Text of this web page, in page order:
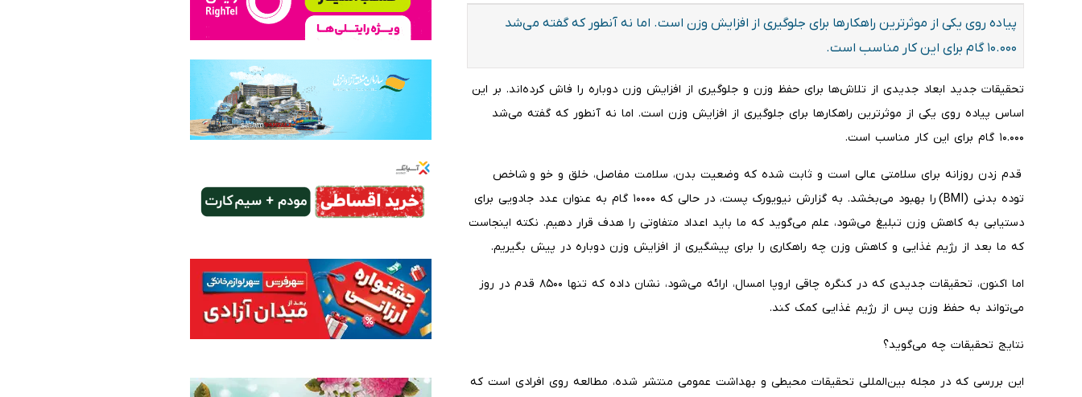
پیاده روی یکی از موثرترین راهکارها برای جلوگیری از افزایش وزن است. اما نه آنطور که گفته می‌شد
۱۰.۰۰۰ گام برای این کار مناسب است.
تحقیقات جدید ابعاد جدیدی از تلاش‌ها برای حفظ وزن و جلوگیری از افزایش وزن دوباره را فاش کرده‌اند. بر این
اساس پیاده روی یکی از موثرترین راهکارها برای جلوگیری از افزایش وزن است. اما نه آنطور که گفته می‌شد
۱۰.۰۰۰ گام برای این کار مناسب است.
قدم زدن روزانه برای سلامتی عالی است و ثابت شده که وضعیت بدن، سلامت مفاصل، خلق و خو و شاخص
توده بدنی (BMI) را بهبود می‌بخشد. به گزارش نیویورک پست، در حالی که ۱۰۰۰۰ گام به عنوان عدد جادویی برای
دستیابی به کاهش وزن تبلیغ می‌شود، علم می‌گوید که ما باید اعداد متفاوتی را هدف قرار دهیم. نکته اینجاست
که ما بعد از رژیم غذایی و کاهش وزن چه راهکاری را برای پیشگیری از افزایش وزن دوباره در پیش بگیریم.
اما اکنون، تحقیقات جدیدی که در کنگره چاقی اروپا امسال، ارائه می‌شود، نشان داده که تنها ۸۵۰۰ قدم در روز
می‌تواند به حفظ وزن پس از رژیم غذایی کمک کند.
نتایج تحقیقات چه می‌گوید؟
این بررسی که در مجله بین‌المللی تحقیقات محیطی و بهداشت عمومی منتشر شده، مطالعه روی افرادی است که